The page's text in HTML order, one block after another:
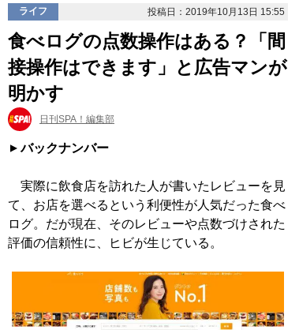
ライフ 投稿日：2019年10月13日 15:55
食べログの点数操作はある？「間
接操作はできます」と広告マンが
明かす
日刊SPA！編集部
バックナンバー
実際に飲食店を訪れた人が書いたレビューを見
て、お店を選べるという利便性が人気だった食べ
ログ。だが現在、そのレビューや点数づけされた
評価の信頼性に、ヒビが生じている。